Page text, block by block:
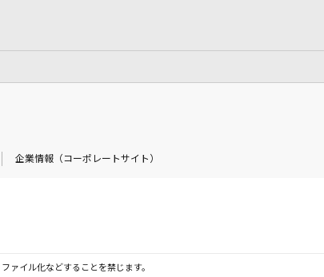
企業情報（コーポレートサイト）
ァイル化などすることを禁じます。